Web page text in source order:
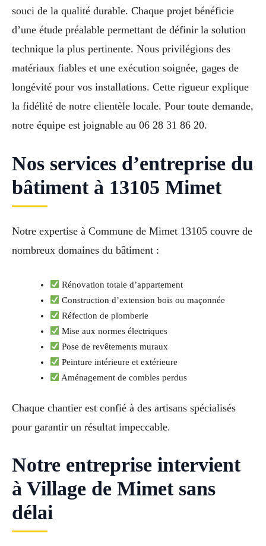
souci de la qualité durable. Chaque projet bénéficie
d’une étude préalable permettant de définir la solution
technique la plus pertinente. Nous privilégions des
matériaux fiables et une exécution soignée, gages de
longévité pour vos installations. Cette rigueur explique
la fidélité de notre clientèle locale. Pour toute demande,
notre équipe est joignable au 06 28 31 86 20.
Nos services d’entreprise du
bâtiment à 13105 Mimet
Notre expertise à Commune de Mimet 13105 couvre de
nombreux domaines du bâtiment :
Rénovation totale d’appartement
Construction d’extension bois ou maçonnée
Réfection de plomberie
Mise aux normes électriques
Pose de revêtements muraux
Peinture intérieure et extérieure
Aménagement de combles perdus
Chaque chantier est confié à des artisans spécialisés
pour garantir un résultat impeccable.
Notre entreprise intervient
à Village de Mimet sans
délai